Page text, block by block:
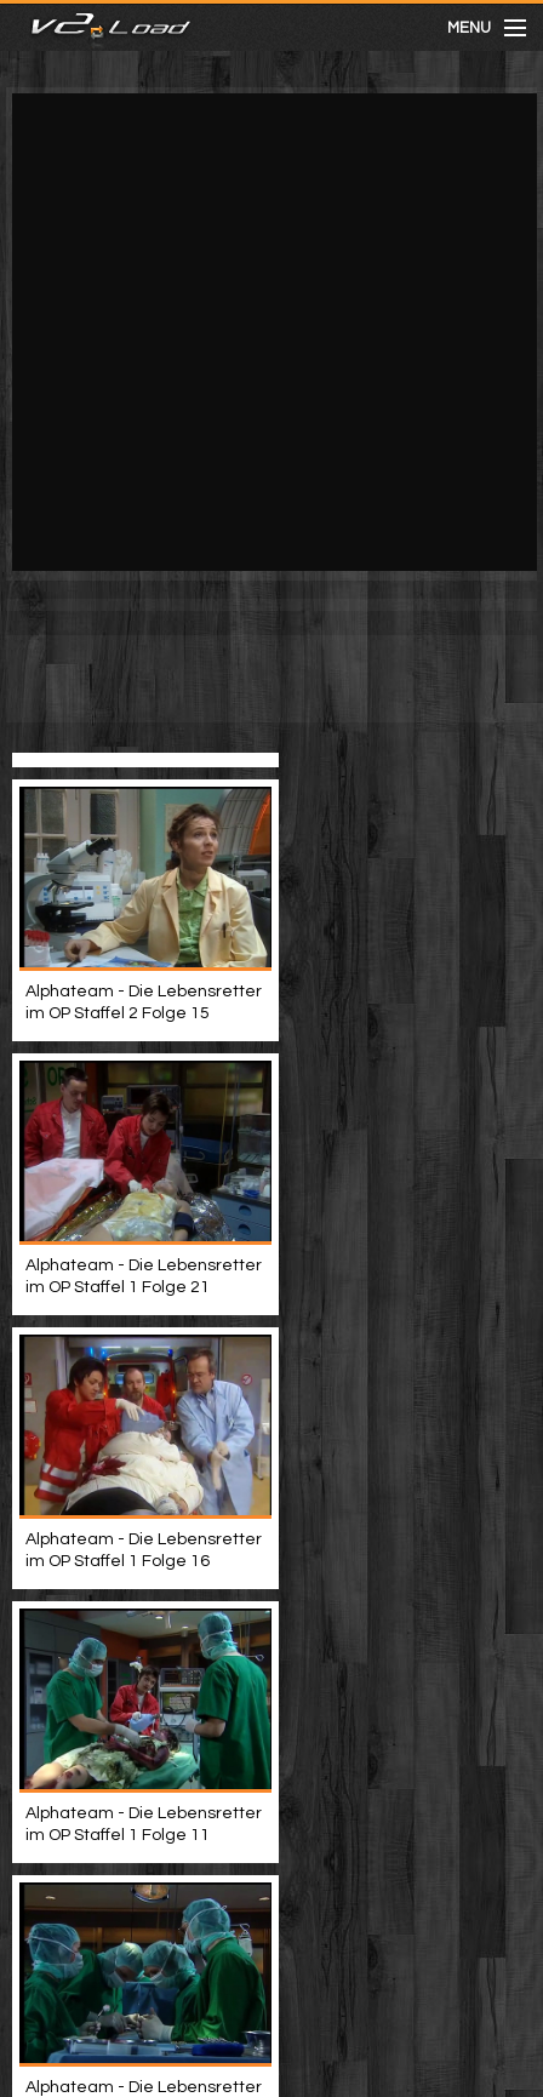
MENU
meist gesehen
Alphateam - Die Lebensretter
im OP Staffel 2 Folge 15
Alphateam - Die Lebensretter
im OP Staffel 1 Folge 21
Alphateam - Die Lebensretter
im OP Staffel 1 Folge 16
Alphateam - Die Lebensretter
im OP Staffel 1 Folge 11
Alphateam - Die Lebensretter